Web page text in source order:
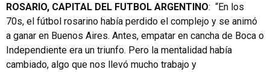
ROSARIO, CAPITAL DEL FUTBOL ARGENTINO: “En los
70s, el fútbol rosarino había perdido el complejo y se animó
a ganar en Buenos Aires. Antes, empatar en cancha de Boca o
Independiente era un triunfo. Pero la mentalidad había
cambiado, algo que nos llevó mucho trabajo y